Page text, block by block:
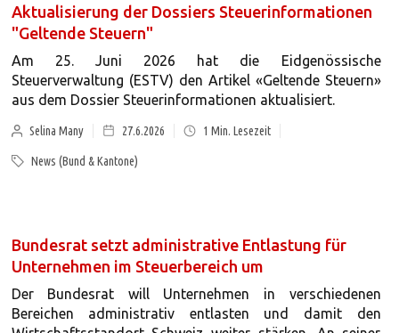
Aktualisierung der Dossiers Steuerinformationen
"Geltende Steuern"
Am 25. Juni 2026 hat die Eidgenössische
Steuerverwaltung (ESTV) den Artikel «Geltende Steuern»
aus dem Dossier Steuerinformationen aktualisiert.
Selina Many 27.6.2026 1 Min. Lesezeit
News (Bund & Kantone)
Bundesrat setzt administrative Entlastung für
Unternehmen im Steuerbereich um
Der Bundesrat will Unternehmen in verschiedenen
Bereichen administrativ entlasten und damit den